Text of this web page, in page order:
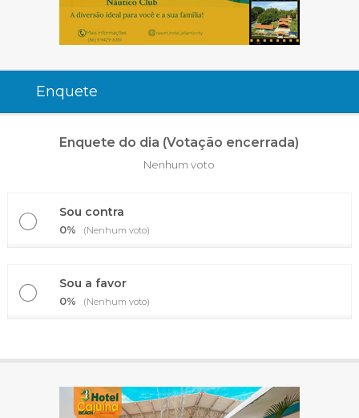
Enquete
Enquete do dia (Votação encerrada)
Nenhum voto
Sou contra
0% (Nenhum voto)
Sou a favor
0% (Nenhum voto)